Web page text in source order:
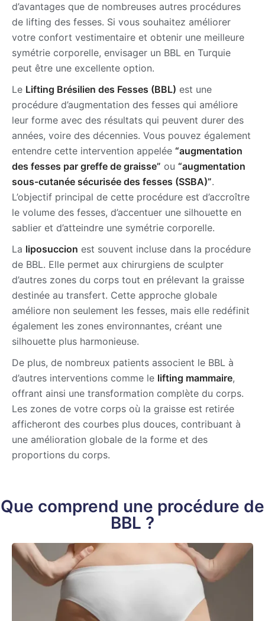
d’avantages que de nombreuses autres procédures
de lifting des fesses. Si vous souhaitez améliorer
votre confort vestimentaire et obtenir une meilleure
symétrie corporelle, envisager un BBL en Turquie
peut être une excellente option.
Le Lifting Brésilien des Fesses (BBL) est une
procédure d’augmentation des fesses qui améliore
leur forme avec des résultats qui peuvent durer des
années, voire des décennies. Vous pouvez également
entendre cette intervention appelée “augmentation
des fesses par greffe de graisse” ou “augmentation
sous-cutanée sécurisée des fesses (SSBA)”.
L’objectif principal de cette procédure est d’accroître
le volume des fesses, d’accentuer une silhouette en
sablier et d’atteindre une symétrie corporelle.
La liposuccion est souvent incluse dans la procédure
de BBL. Elle permet aux chirurgiens de sculpter
d’autres zones du corps tout en prélevant la graisse
destinée au transfert. Cette approche globale
améliore non seulement les fesses, mais elle redéfinit
également les zones environnantes, créant une
silhouette plus harmonieuse.
De plus, de nombreux patients associent le BBL à
d’autres interventions comme le lifting mammaire,
offrant ainsi une transformation complète du corps.
Les zones de votre corps où la graisse est retirée
afficheront des courbes plus douces, contribuant à
une amélioration globale de la forme et des
proportions du corps.
Que comprend une procédure de
BBL ?